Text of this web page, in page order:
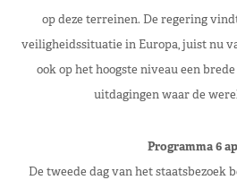
op deze terreinen. De regering
veiligheidssituatie in Europa, juist nu
ook op het hoogste niveau een
uitdagingen waar de
Programma 6
De tweede dag van het staatsbezoek